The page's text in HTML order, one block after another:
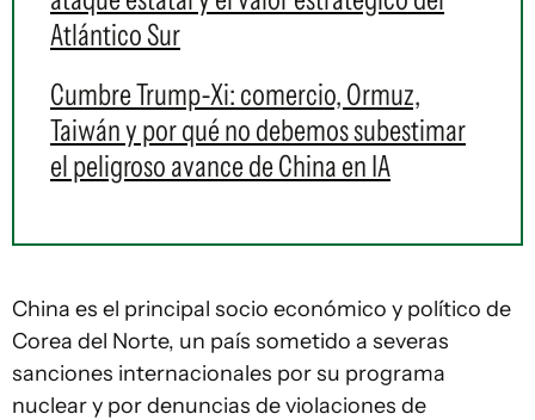
Atlántico Sur
Cumbre Trump-Xi: comercio, Ormuz,
Taiwán y por qué no debemos subestimar
el peligroso avance de China en IA
China es el principal socio económico y político de
Corea del Norte, un país sometido a severas
sanciones internacionales por su programa
nuclear y por denuncias de violaciones de